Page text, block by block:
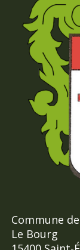
Commune
Le Bourg